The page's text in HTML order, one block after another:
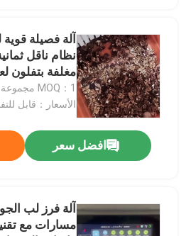
آلة فصيلة قوية
نظام ناقل
مغلفة بتفلون
المتعددة
MOQ：1 مجموعة
الأسعار：قابل
افضل سعر
آلة فرز لب
مسارات مع